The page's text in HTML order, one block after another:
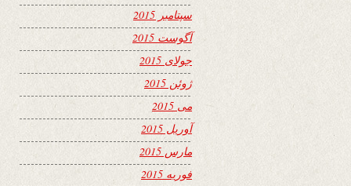
سپتامبر 2015
آگوست 2015
جولای 2015
ژوئن 2015
می 2015
آوریل 2015
مارس 2015
فوریه 2015